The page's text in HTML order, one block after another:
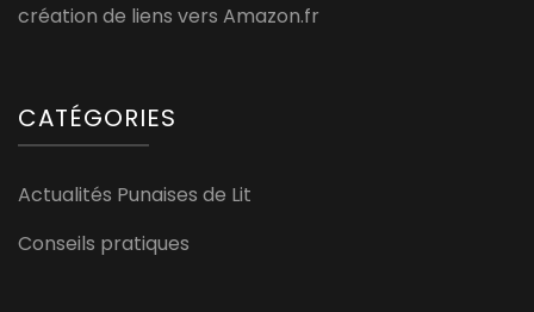
création de liens vers Amazon.fr
CATÉGORIES
Actualités Punaises de Lit
Conseils pratiques